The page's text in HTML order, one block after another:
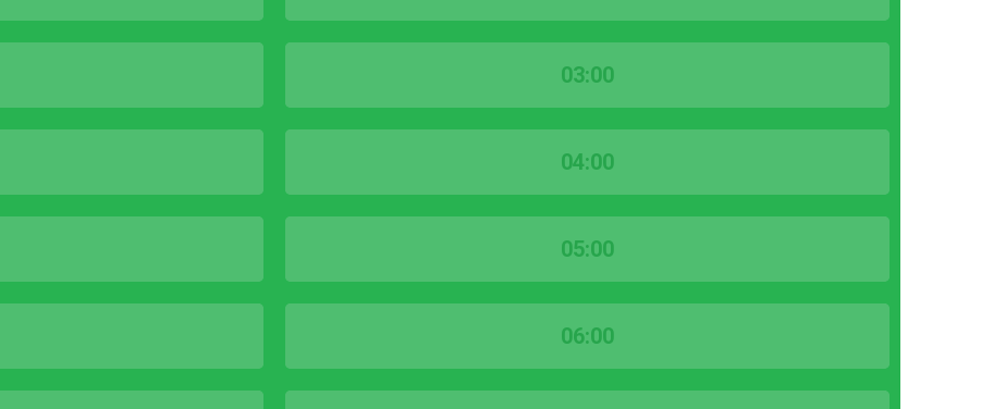
03:00
04:00
05:00
06:00